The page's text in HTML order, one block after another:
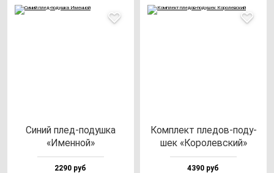
Синий плед-по­душ­ка
«Имен­ной»
2290 руб
Ком­плект пле­дов-по­ду­
шек «Коро­лев­ский»
4390 руб